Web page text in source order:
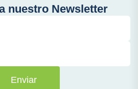
nuestro Newsletter
Enviar